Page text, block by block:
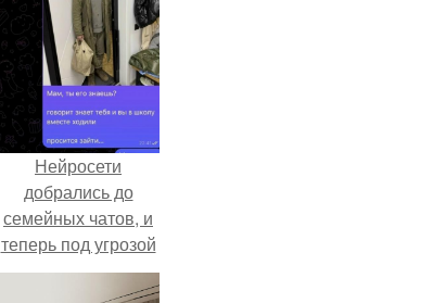
Нейросети
добрались до
семейных чатов, и
теперь под угрозой
мамины нервы.